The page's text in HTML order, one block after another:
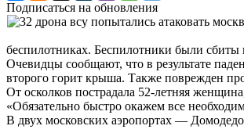
Подписаться на обновления
беспилотниках. Беспилотники были
Очевидцы сообщают, что в результате
второго горит крыша. Также поврежден
От осколков пострадала 52-летняя
«Обязательно быстро окажем все
В двух московских аэропортах —